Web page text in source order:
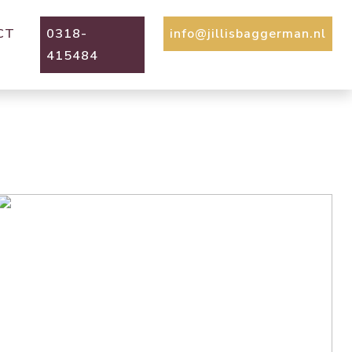
0318-
415484
info@jillisbaggerman.nl